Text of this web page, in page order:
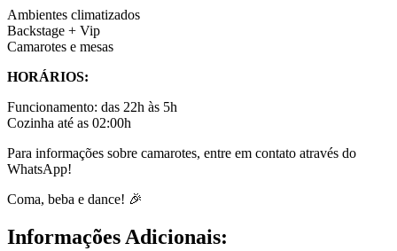
Ambientes climatizados
Backstage + Vip
Camarotes e mesas
HORÁRIOS:
Funcionamento: das 22h às 5h
Cozinha até as 02:00h
Para informações sobre camarotes, entre em contato através do
WhatsApp!
Coma, beba e dance! 🎉
Informações Adicionais: